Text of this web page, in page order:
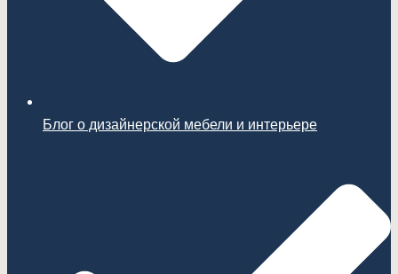
Блог о дизайнерской мебели и интерьере